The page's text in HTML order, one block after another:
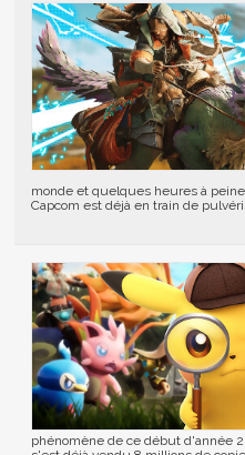
monde et quelques heures à
Capcom est déjà en train de
phénomène de ce début d'année